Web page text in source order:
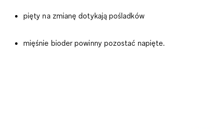
pięty na zmianę dotykają pośladków
mięśnie bioder powinny pozostać napięte.